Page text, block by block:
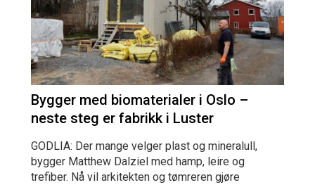
Bygger med biomaterialer i Oslo –
neste steg er fabrikk i Luster
GODLIA: Der mange velger plast og mineralull,
bygger Matthew Dalziel med hamp, leire og
trefiber. Nå vil arkitekten og tømreren gjøre